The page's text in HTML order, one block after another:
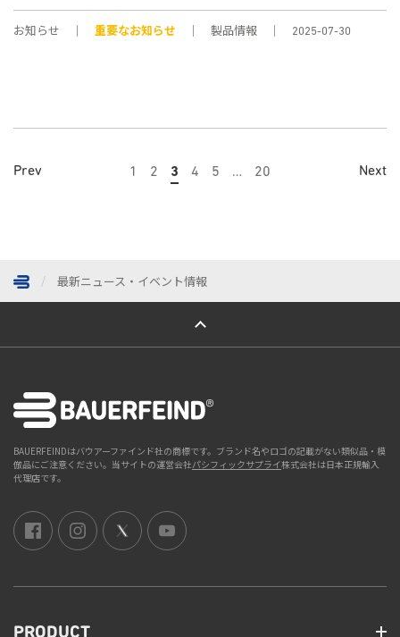
お知らせ 重要なお知らせ 製品情報 2025-07-30
Prev 1 2 3 4 5 … 20 Next
最新ニュース・イベント情報
ページトップへ
BAUERFEINDはバウアーファインド社の商標です。ブランド名やロゴの記載がない類似品・模
倣品にご注意ください。当サイトの運営会社パシフィックサプライ株式会社は日本正規輸入
代理店です。
PRODUCT